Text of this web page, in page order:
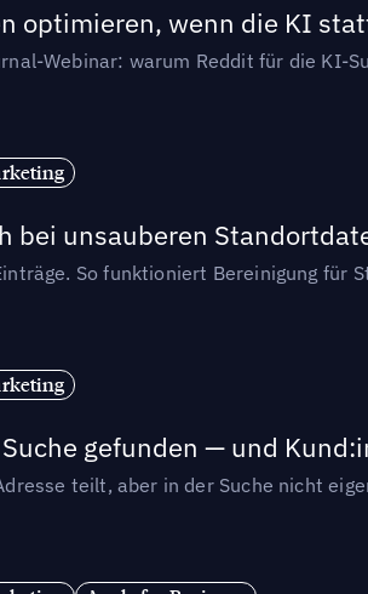
optimieren, wenn die KI
Webinar: warum Reddit für die KI-
bei unsauberen
So funktioniert Bereinigung für
gefunden — und
teilt, aber in der Suche nicht